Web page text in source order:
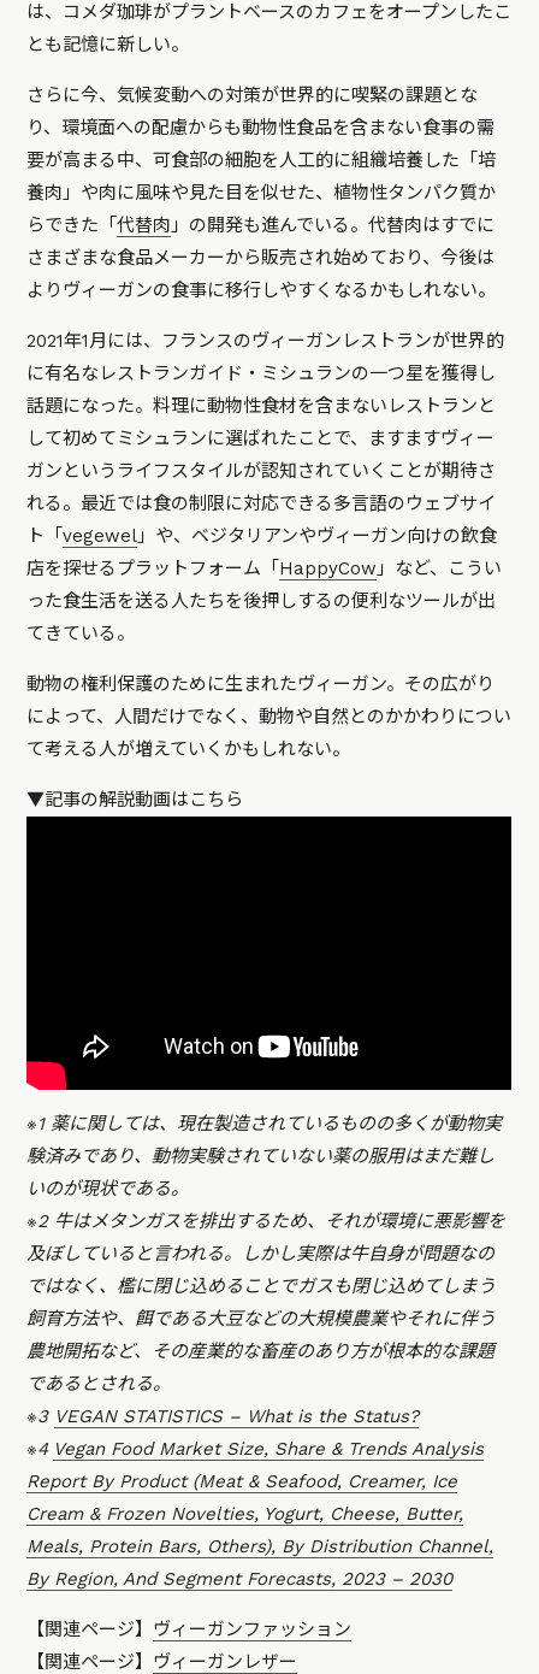
は、コメダ珈琲がプラントベースのカフェをオープンしたこ
とも記憶に新しい。
さらに今、気候変動への対策が世界的に喫緊の課題とな
り、環境面への配慮からも動物性食品を含まない食事の需
要が高まる中、可食部の細胞を人工的に組織培養した「培
養肉」や肉に風味や見た目を似せた、植物性タンパク質か
らできた「代替肉 」の開発も進んでいる。代替肉はすでに
さまざまな食品メーカーから販売され始めており、今後は
よりヴィーガンの食事に移行しやすくなるかもしれない。
2021年1月には、フランスのヴィーガンレストランが世界的
に有名なレストランガイド・ミシュランの一つ星を獲得し
話題になった。料理に動物性食材を含まないレストランと
して初めてミシュランに選ばれたことで、ますますヴィー
ガンというライフスタイルが認知されていくことが期待さ
れる。最近では食の制限に対応できる多言語のウェブサイ
ト「vegewel 」や、ベジタリアンやヴィーガン向けの飲食
店を探せるプラットフォーム「 HappyCow 」など、こうい
った食生活を送る人たちを後押しするの便利なツールが出
てきている。
動物の権利保護のために生まれたヴィーガン。その広がり
によって、人間だけでなく、動物や自然とのかかわりについ
て考える人が増えていくかもしれない。
▼記事の解説動画はこちら
※1 薬に関しては、現在製造されているものの多くが動物実
験済みであり、動物実験されていない薬の服用はまだ難し
いのが現状である。
※2 牛はメタンガスを排出するため、それが環境に悪影響を
及ぼしていると言われる。しかし実際は牛自身が問題なの
ではなく、檻に閉じ込めることでガスも閉じ込めてしまう
飼育方法や、餌である大豆などの大規模農業やそれに伴う
農地開拓など、その産業的な畜産のあり方が根本的な課題
であるとされる。
※3 VEGAN STATISTICS – What is the Status?
※4 Vegan Food Market Size, Share & Trends Analysis
Report By Product (Meat & Seafood, Creamer, Ice
Cream & Frozen Novelties, Yogurt, Cheese, Butter,
Meals, Protein Bars, Others), By Distribution Channel,
By Region, And Segment Forecasts, 2023 – 2030
【関連ページ】 ヴィーガンファッション
【関連ページ】 ヴィーガンレザー